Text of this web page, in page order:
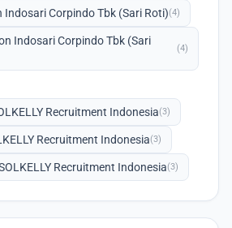
Indosari Corpindo Tbk (Sari Roti)(4)
Indosari Corpindo Tbk (Sari
(4)
Recruitment Indonesia(3)
Recruitment Indonesia(3)
Recruitment Indonesia(3)